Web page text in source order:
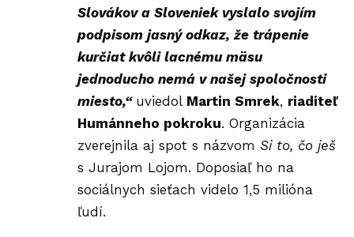
Slovákov a Sloveniek vyslalo svojím
podpisom jasný odkaz, že trápenie
kurčiat kvôli lacnému mäsu
jednoducho nemá v našej spoločnosti
miesto,“ uviedol Martin Smrek, riaditeľ
Humánneho pokroku. Organizácia
zverejnila aj spot s názvom Si to, čo ješ
s Jurajom Lojom. Doposiaľ ho na
sociálnych sieťach videlo 1,5 milióna
ľudí.